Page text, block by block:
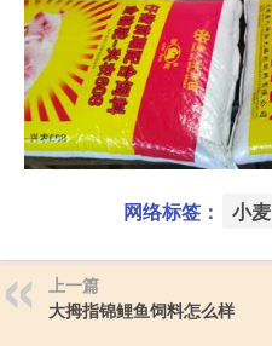
网络标签： 小麦
上一篇
大拇指锦鲤鱼饲料怎么样